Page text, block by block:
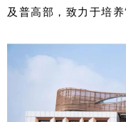
及普高部，致力于培养